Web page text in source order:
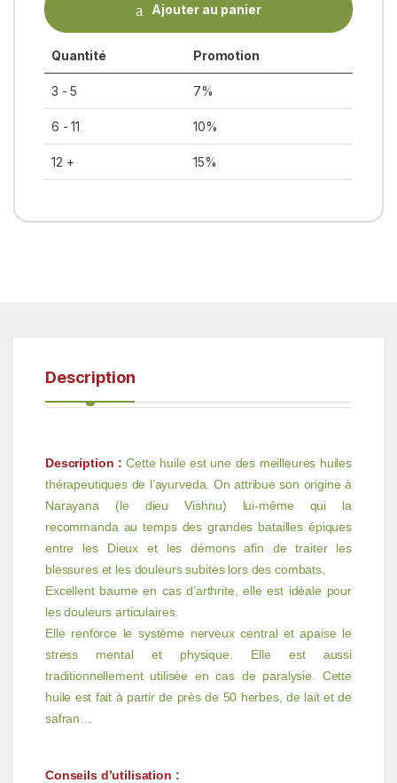
Ajouter au panier
Quantité Promotion
3 - 5 7%
6 - 11 10%
12 + 15%
Description
Description : Cette huile est une des meilleures huiles
thérapeutiques de l’ayurveda. On attribue son origine à
Narayana (le dieu Vishnu) lui-même qui la
recommanda au temps des grandes batailles épiques
entre les Dieux et les démons afin de traiter les
blessures et les douleurs subites lors des combats.
Excellent baume en cas d’arthrite, elle est idéale pour
les douleurs articulaires.
Elle renforce le système nerveux central et apaise le
stress mental et physique. Elle est aussi
traditionnellement utilisée en cas de paralysie. Cette
huile est fait à partir de près de 50 herbes, de lait et de
safran…
Conseils d’utilisation :